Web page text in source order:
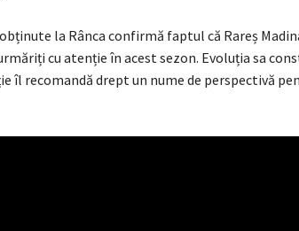
la Rânca confirmă faptul că Rareș
cu atenție în acest sezon. Evoluția sa
îl recomandă drept un nume de perspectivă